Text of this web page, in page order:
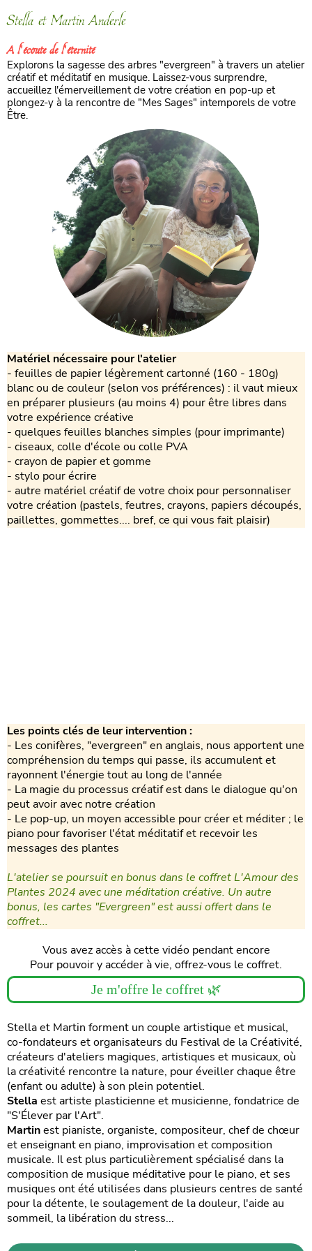
Stella et Martin Anderle
A l'écoute de l'éternité
Explorons la sagesse des arbres "evergreen" à travers un atelier
créatif et méditatif en musique. Laissez-vous surprendre,
accueillez l'émerveillement de votre création en pop-up et
plongez-y à la rencontre de "Mes Sages" intemporels de votre
Être.
Matériel nécessaire pour l'atelier
- feuilles de papier légèrement cartonné (160 - 180g)
blanc ou de couleur (selon vos préférences) : il vaut mieux
en préparer plusieurs (au moins 4) pour être libres dans
votre expérience créative
- quelques feuilles blanches simples (pour imprimante)
- ciseaux, colle d'école ou colle PVA
- crayon de papier et gomme
- stylo pour écrire
- autre matériel créatif de votre choix pour personnaliser
votre création (pastels, feutres, crayons, papiers découpés,
paillettes, gommettes.... bref, ce qui vous fait plaisir)
Les points clés de leur intervention :
- Les conifères, "evergreen" en anglais, nous apportent une
compréhension du temps qui passe, ils accumulent et
rayonnent l'énergie tout au long de l'année
- La magie du processus créatif est dans le dialogue qu'on
peut avoir avec notre création
- Le pop-up, un moyen accessible pour créer et méditer ; le
piano pour favoriser l'état méditatif et recevoir les
messages des plantes
L'atelier se poursuit en bonus dans le coffret L'Amour des
Plantes 2024 avec une méditation créative. Un autre
bonus, les cartes "Evergreen" est aussi offert dans le
coffret...
Vous avez accès à cette vidéo pendant encore
Pour pouvoir y accéder à vie, offrez-vous le coffret.
Je m'offre le coffret 🌿
Stella et Martin forment un couple artistique et musical,
co-fondateurs et organisateurs du Festival de la Créativité,
créateurs d'ateliers magiques, artistiques et musicaux, où
la créativité rencontre la nature, pour éveiller chaque être
(enfant ou adulte) à son plein potentiel.
Stella est artiste plasticienne et musicienne, fondatrice de
"S'Élever par l'Art".
Martinest pianiste, organiste, compositeur, chef de chœur
et enseignant en piano, improvisation et composition
musicale. Il est plus particulièrement spécialisé dans la
composition de musique méditative pour le piano, et ses
musiques ont été utilisées dans plusieurs centres de santé
pour la détente, le soulagement de la douleur, l'aide au
sommeil, la libération du stress...